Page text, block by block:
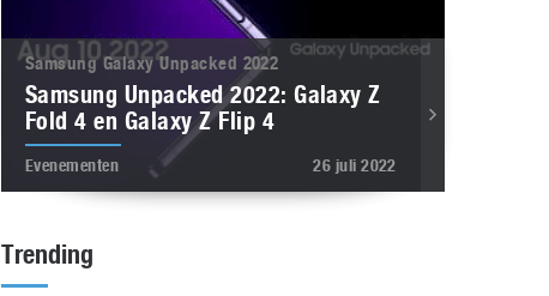
Samsung Galaxy Unpacked 2022
Samsung Unpacked 2022: Galaxy Z
Fold 4 en Galaxy Z Flip 4
Evenementen 26 juli 2022
Trending